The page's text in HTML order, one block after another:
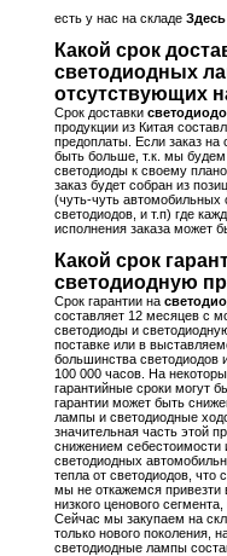
есть у нас на складе Здесь
Какой срок
светодиодных
отсутствующих
Срок доставки
продукции из Китая
предоплаты. Если заказ на
быть больше, т.к. мы будем
светодиоды к своему
заказ будет собран из
(чуть-чуть автомобильных
светодиодов, и т.п) где
исполнения заказа может
Какой срок
светодиодную
Срок гарантии на
составляет 12 месяцев с
светодиоды и
поставке или в
большинства светодиодов
100 000 часов. На
гарантийные сроки могут
гарантии может быть
лампы и светодиодные
значительная часть этой
снижением себестоимости
светодиодных
тепла от светодиодов, что
мы не откажемся
низкого ценового
Сейчас мы закупаем на
только нового поколения,
светодиодные лампы